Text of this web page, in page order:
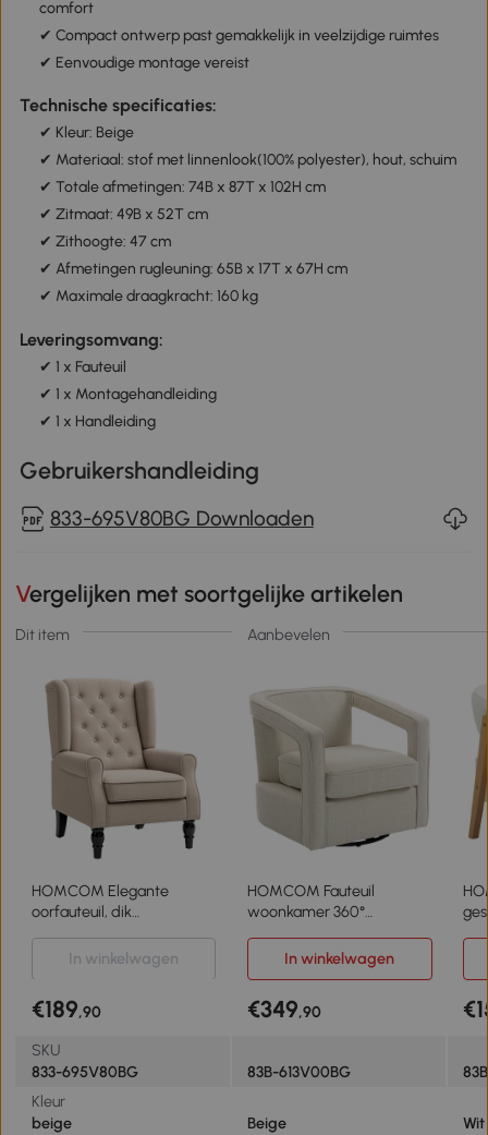
comfort
✔ Compact ontwerp past gemakkelijk in veelzijdige ruimtes
✔ Eenvoudige montage vereist
Technische specificaties:
✔ Kleur: Beige
✔ Materiaal: stof met linnenlook(100% polyester), hout, schuim
✔ Totale afmetingen: 74B x 87T x 102H cm
✔ Zitmaat: 49B x 52T cm
✔ Zithoogte: 47 cm
✔ Afmetingen rugleuning: 65B x 17T x 67H cm
✔ Maximale draagkracht: 160 kg
Leveringsomvang:
✔ 1 x Fauteuil
✔ 1 x Montagehandleiding
✔ 1 x Handleiding
Gebruikershandleiding
833-695V80BG Downloaden
Vergelijken met soortgelijke artikelen
Dit item Aanbevelen
HOMCOM Elegante
oorfauteuil, dik
bekleding, 74 x 87 x 102
cm, Beige
HOMCOM Fauteuil
woonkamer 360°
relaxfauteuil met
eendelige rugleuning en
cm Beige
In winkelwagen In winkelwagen
€189,90 €349,90
SKU
833-695V80BG
83B-613V00BG
Kleur
beige
Beige
Wit